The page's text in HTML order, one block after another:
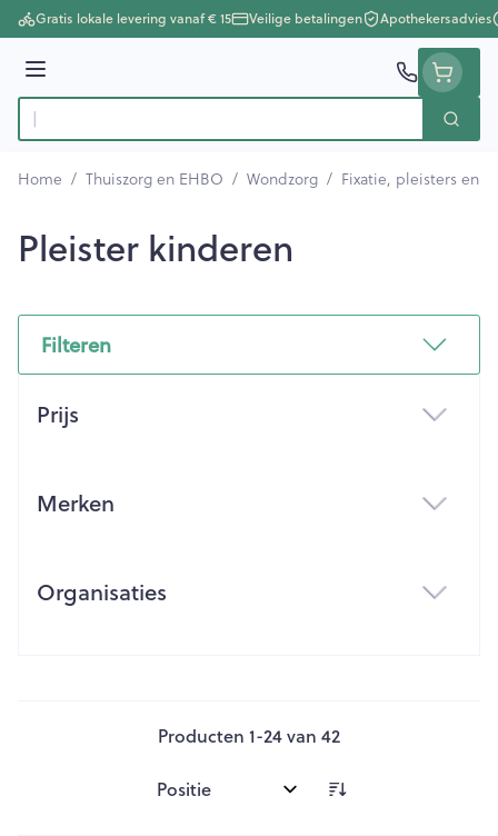
Ga naar de inhoud
Gratis lokale levering vanaf € 15 Veilige betalingen Apothekersadvies
Menu
Product, merk, categorie...
Zoek
Home / Thuiszorg en EHBO / Wondzorg / Fixatie, pleisters en
Pleister kinderen
Filteren
Prijs
Merken
Organisaties
Producten 1-24van 42
Sorteer op: